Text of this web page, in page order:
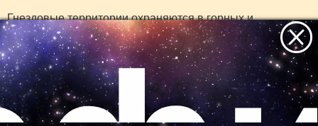
Гнездовые территории охраняются в горных и
равнинных заказниках Чеченской Республики.
Численность
В 60-е годы прошлого века общая численность
составляла до 10 пар. Современная гнездовая
численность не превышает 5-6 пар.
Все самое интересное